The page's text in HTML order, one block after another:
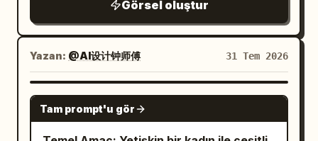
ekleyin: sol ön planda yuvarlak metal bir
kafe masası ve sol alt kısımda hasır bir
kafe sandalyesi. Balkonun aşınmış taş
korkulukları var; ötesinde ise klasik
Haussmann tarzı binalar, yansımalı dar
bir sokak, park halindeki arabalar ve
kaplı bir not defteri ve kalem tutuyor,
boynunda ise vintage bir cep saati
kolyesi var. Arka planda, saksı
çiçekleriyle süslü balkonlara sahip dar ve
güneş alan tarihi binalar ile çömlek
ürünlerinin sergilendiği küçük bir
tezgahın yakınında yürüyen birkaç
Görsel oluştur
Yazan: @AI设计钟师傅 31 Tem 2026
GPT IMAGE 2
Tam prompt'u gör